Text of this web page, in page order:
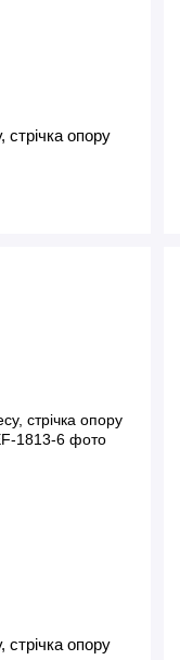
стрічка опору
стрічка опору